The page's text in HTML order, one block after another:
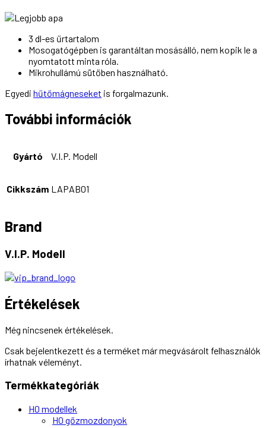
3 dl-es űrtartalom
Mosogatógépben is garantáltan mosásálló, nem kopik le a
nyomtatott minta róla.
Mikrohullámú sütőben használható.
Egyedi hűtőmágneseket is forgalmazunk.
További információk
Gyártó V.I.P. Modell
Cikkszám LAPAB01
Brand
V.I.P. Modell
Értékelések
Még nincsenek értékelések.
Csak bejelentkezett és a terméket már megvásárolt felhasználók
írhatnak véleményt.
Termékkategóriák
H0 modellek
H0 gőzmozdonyok